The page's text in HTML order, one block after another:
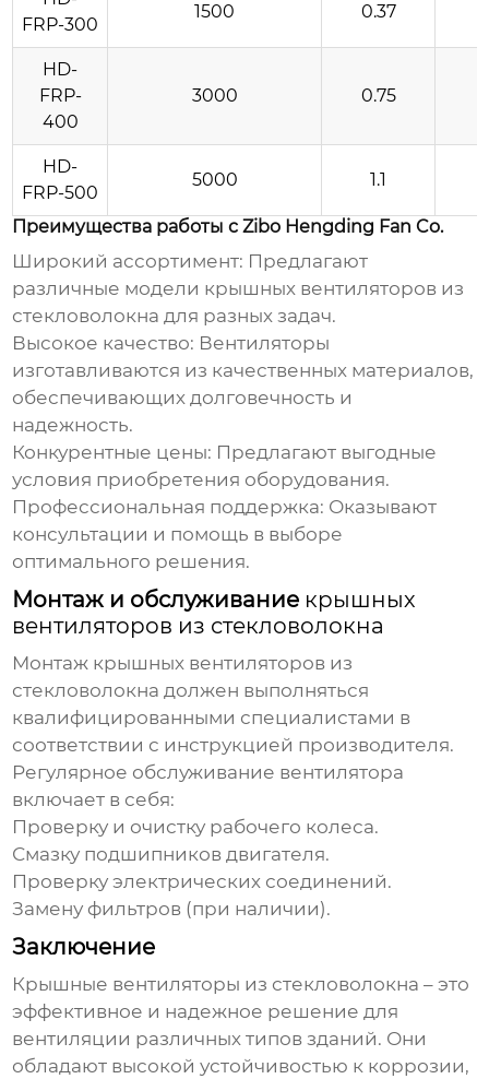
FRP-300
1500 0.37
HD-
FRP-
400
3000 0.75
HD-
FRP-500
5000 1.1
Преимущества работы с Zibo Hengding Fan Co.
Широкий ассортимент: Предлагают
различные модели крышных вентиляторов из
стекловолокна для разных задач.
Высокое качество: Вентиляторы
изготавливаются из качественных материалов,
обеспечивающих долговечность и
надежность.
Конкурентные цены: Предлагают выгодные
условия приобретения оборудования.
Профессиональная поддержка: Оказывают
консультации и помощь в выборе
оптимального решения.
Монтаж и обслуживание крышных
вентиляторов из стекловолокна
Монтаж крышных вентиляторов из
стекловолокна должен выполняться
квалифицированными специалистами в
соответствии с инструкцией производителя.
Регулярное обслуживание вентилятора
включает в себя:
Проверку и очистку рабочего колеса.
Смазку подшипников двигателя.
Проверку электрических соединений.
Замену фильтров (при наличии).
Заключение
Крышные вентиляторы из стекловолокна – это
эффективное и надежное решение для
вентиляции различных типов зданий. Они
обладают высокой устойчивостью к коррозии,